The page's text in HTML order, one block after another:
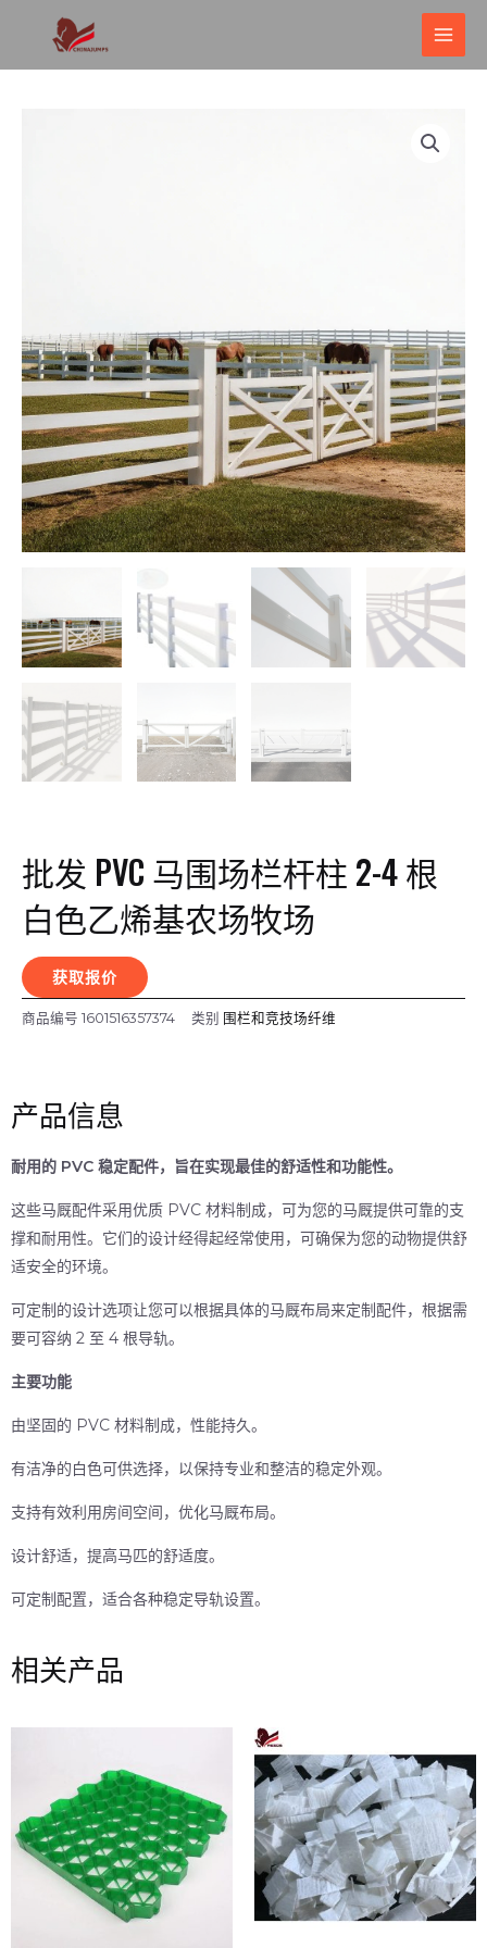
内
主
菜
批发 PVC 马围场栏杆柱 2-4 根
白色乙烯基农场牧场
获取报价
商品编号 1601516357374 类别 围栏和竞技场纤维
产品信息
耐用的 PVC 稳定配件，旨在实现最佳的舒适性和功能性。
这些马厩配件采用优质 PVC 材料制成，可为您的马厩提供可靠的支
撑和耐用性。它们的设计经得起经常使用，可确保为您的动物提供舒
适安全的环境。
可定制的设计选项让您可以根据具体的马厩布局来定制配件，根据需
要可容纳 2 至 4 根导轨。
主要功能
由坚固的 PVC 材料制成，性能持久。
有洁净的白色可供选择，以保持专业和整洁的稳定外观。
支持有效利用房间空间，优化马厩布局。
设计舒适，提高马匹的舒适度。
可定制配置，适合各种稳定导轨设置。
相关产品